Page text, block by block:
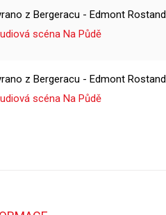
z Bergeracu - Edmont Rostand
scéna Na Půdě
z Bergeracu - Edmont Rostand
scéna Na Půdě